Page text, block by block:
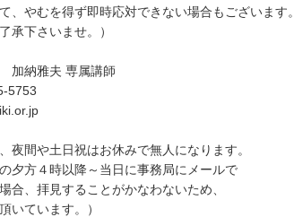
、やむを得ず即時応対できない場合もございます。
承下さいませ。）
加納雅夫 専属講師
5753
夜間や土日祝はお休みで無人になります。
夕方４時以降～当日に事務局にメールで
合、拝見することがかなわないため、
いています。）